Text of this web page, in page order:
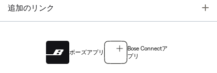
追加のリンク
ボーズアプリ
Bose Connectア
プリ